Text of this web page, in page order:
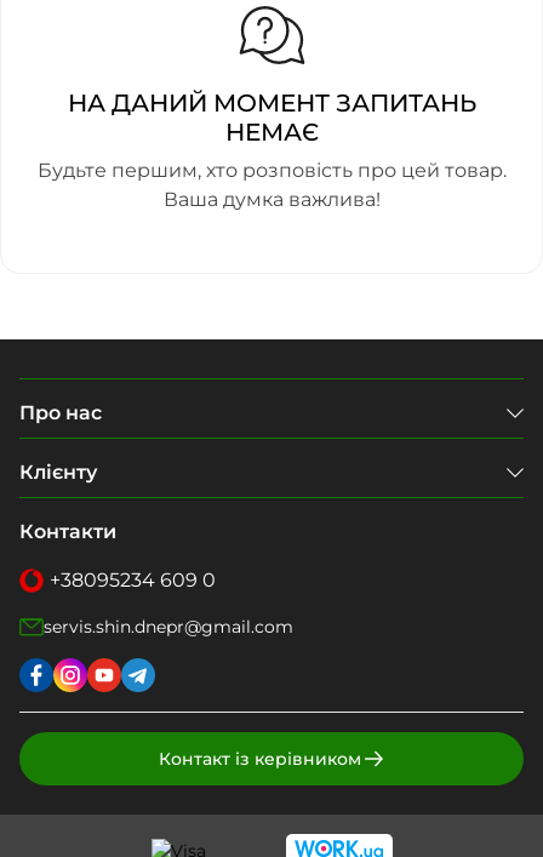
НА ДАНИЙ МОМЕНТ ЗАПИТАНЬ
НЕМАЄ
Будьте першим, хто розповість про цей товар.
Ваша думка важлива!
Про нас
Клієнту
Контакти
+38095234 609 0
servis.shin.dnepr@gmail.com
Контакт із керівником